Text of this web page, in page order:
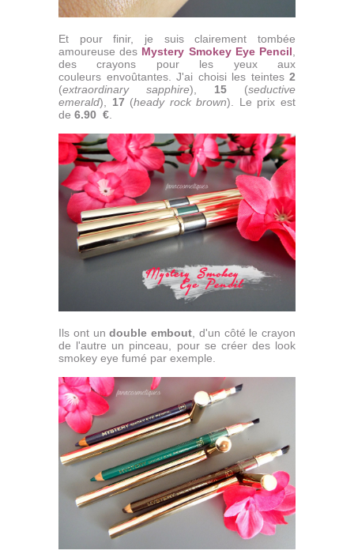
Et pour finir, je suis clairement tombée
amoureuse des Mystery Smokey Eye Pencil
des crayons pour les yeux aux
couleurs envoûtantes. J'ai choisi les teintes2
(extraordinary sapphire), 15 (seductive
emerald), 17 (heady rock brown). Le prix est
de 6.90 €
Ils ont un double embout , d'un côté le crayon
de l'autre un pinceau, pour se créer des look
smokey eye fumé par exemple.